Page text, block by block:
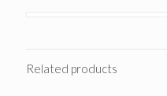
Related products